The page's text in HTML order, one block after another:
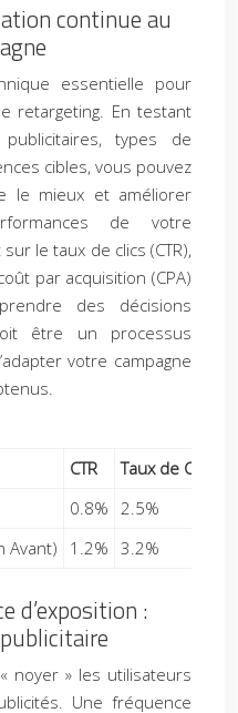
continue au
essentielle pour
retargeting. En testant
types de
cibles, vous pouvez
le mieux et améliorer
de votre
le taux de clics (CTR),
par acquisition (CPA)
des décisions
être un processus
votre campagne
CTR
Taux de
0.8% 2.5%
Avant)
1.2% 3.2%
d’exposition :
noyer » les utilisateurs
Une fréquence